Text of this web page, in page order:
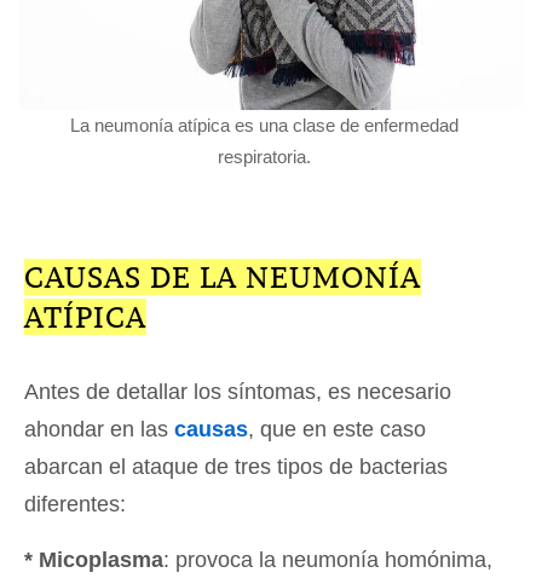
La neumonía atípica es una clase de enfermedad
respiratoria.
CAUSAS DE LA NEUMONÍA
ATÍPICA
Antes de detallar los síntomas, es necesario
ahondar en las causas, que en este caso
abarcan el ataque de tres tipos de bacterias
diferentes:
* Micoplasma: provoca la neumonía homónima,